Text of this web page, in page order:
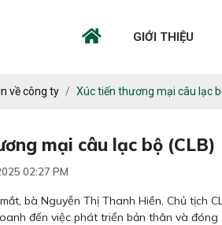
GIỚI THIỆU
về công ty Xúc tiến thương mại câu lạc
mại câu lạc bộ
02:27 PM
bà Nguyễn Thị Thanh Hiền, Chủ
đến việc phát triển bản thân và